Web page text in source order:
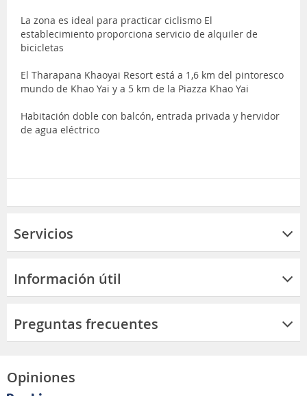
La zona es ideal para practicar ciclismo El
establecimiento proporciona servicio de alquiler de
bicicletas
El Tharapana Khaoyai Resort está a 1,6 km del pintoresco
mundo de Khao Yai y a 5 km de la Piazza Khao Yai
Habitación doble con balcón, entrada privada y hervidor
de agua eléctrico
Servicios
Información útil
Preguntas frecuentes
Opiniones